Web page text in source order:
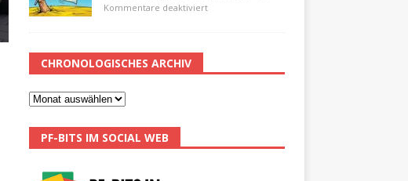
Kommentare deaktiviert
CHRONOLOGISCHES ARCHIV
PF-BITS IM SOCIAL WEB